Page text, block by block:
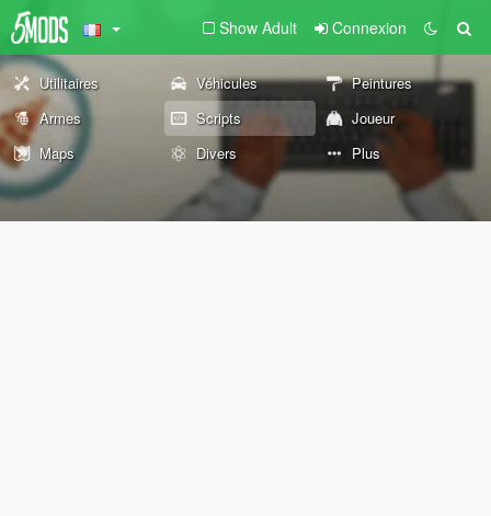
Show Adult Connexion
Utilitaires Véhicules
Peintures
Armes
Scripts
Joueur
Maps
Divers Plus